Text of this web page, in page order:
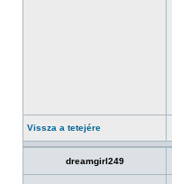
Vissza a tetejére
dreamgirl249